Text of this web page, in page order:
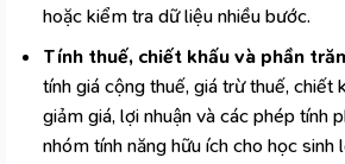
hoặc kiểm tra dữ liệu nhiều bước.
Tính thuế, chiết khấu và phần
tính giá cộng thuế, giá trừ thuế, chiết
giảm giá, lợi nhuận và các phép tính
nhóm tính năng hữu ích cho học sinh